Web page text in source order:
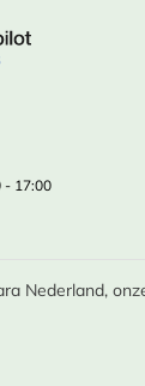
- 17:00
Nederland,